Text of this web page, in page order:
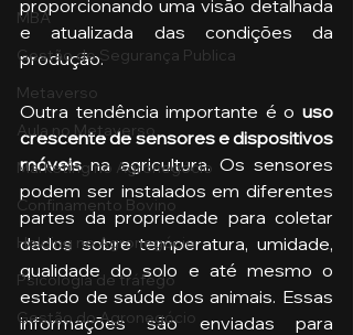
MBA
Gestão de Segurança Publica
Metaverso
Aula no Metaverso
Marketing no Agronegócio
Confinamento Bovino
Holding no Agronegócio
Psicologia de tráfego
Gestão do Agronegócio
proporcionando uma visão detalhada
e atualizada das condições da
produção.
Outra tendência importante é o uso
crescente de sensores e dispositivos
móveis na agricultura. Os sensores
podem ser instalados em diferentes
partes da propriedade para coletar
dados sobre temperatura, umidade,
qualidade do solo e até mesmo o
estado de saúde dos animais. Essas
informações são enviadas para